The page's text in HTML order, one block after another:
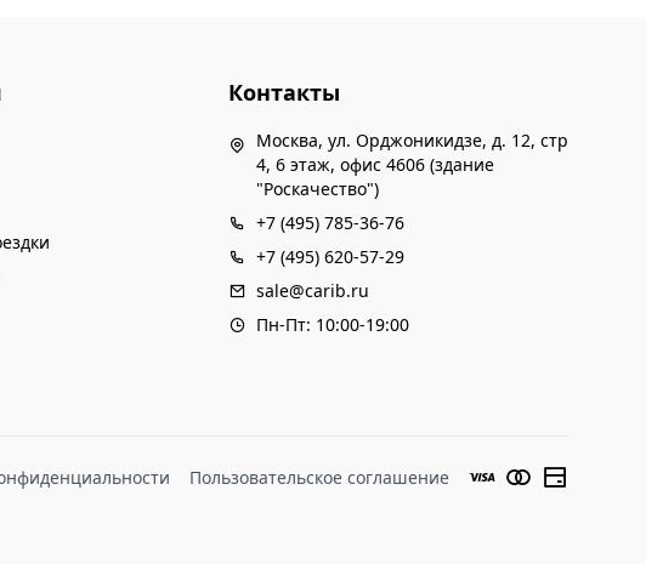
для меня это обычное дело. Да и я в номере бывал
а потом уходил в лобби или на пляж, так что мне
сейчас пришел в себя. Отдых удался, рекомендую!
тура.
Контакты
Москва, ул. Орджоникидзе, д. 12, стр
4, 6 этаж, офис 4606 (здание
"Роскачество")
+7 (495) 785-36-76
+7 (495) 620-57-29
sale@carib.ru
Пн-Пт: 10:00-19:00
Пользовательское соглашение